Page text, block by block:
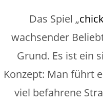
Das Spiel „
wachsender
Grund. Es ist ein
Konzept: Man führt
viel befahrene